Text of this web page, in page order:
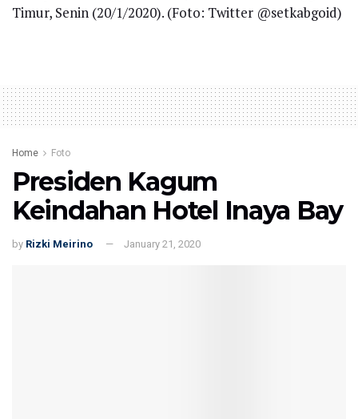
Timur, Senin (20/1/2020). (Foto: Twitter @setkabgoid)
Home Foto
Presiden Kagum
Keindahan Hotel Inaya Bay
by Rizki Meirino January 21, 2020